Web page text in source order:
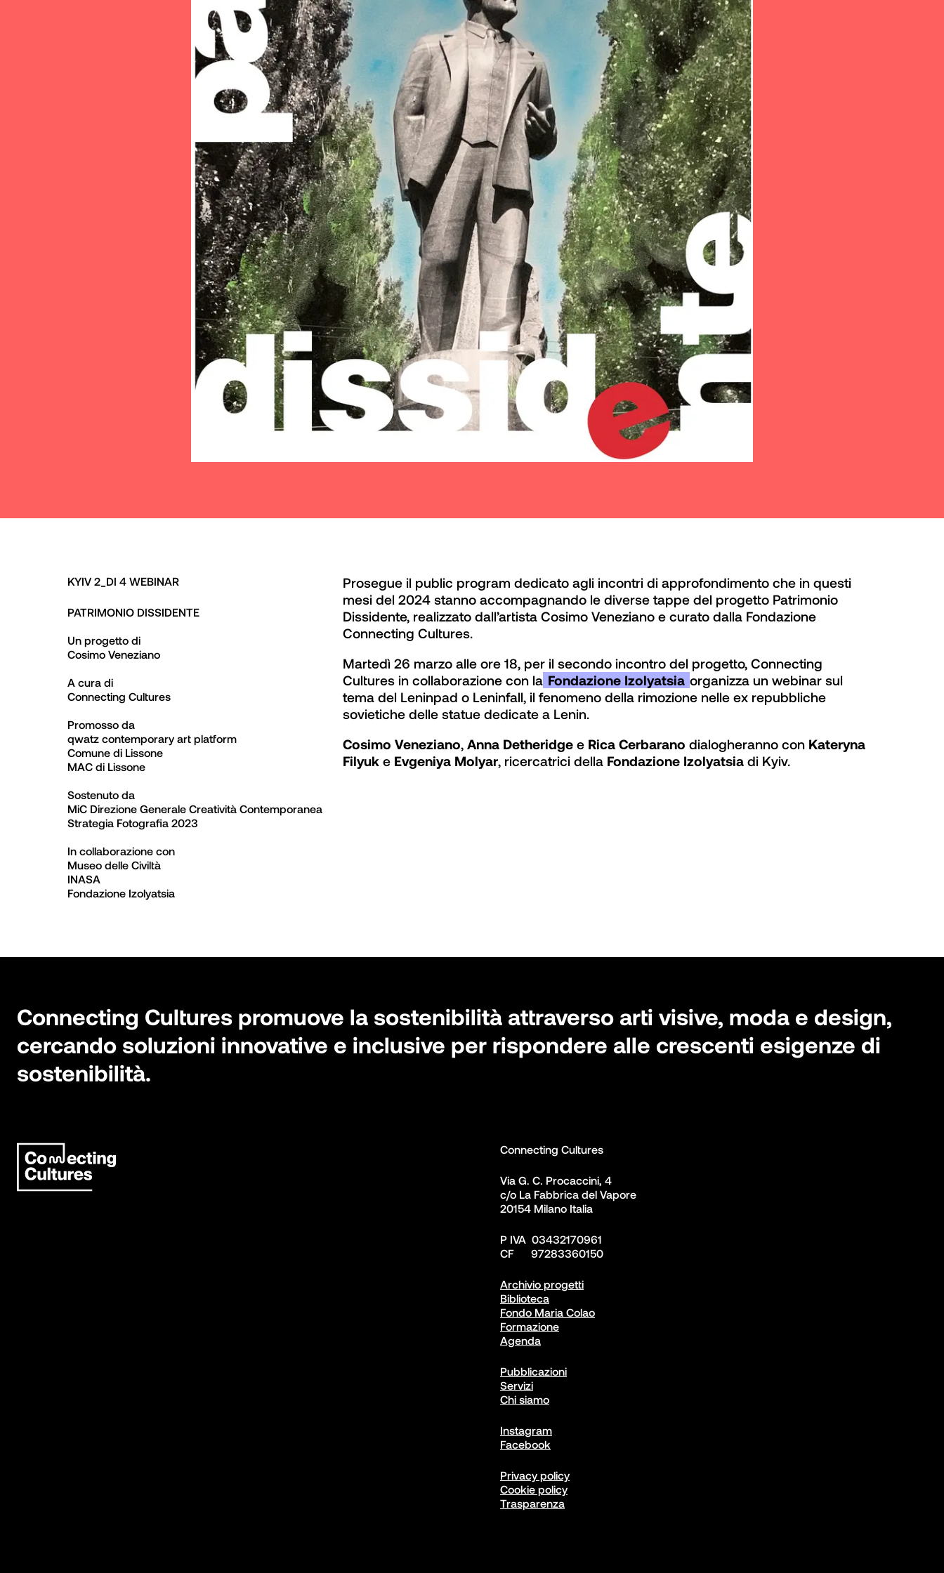
KYIV 2_DI 4 WEBINAR
PATRIMONIO DISSIDENTE
Un progetto di
Cosimo Veneziano
A cura di
Connecting Cultures
Promosso da
qwatz contemporary art platform
Comune di Lissone
MAC di Lissone
Sostenuto da
MiC Direzione Generale Creatività Contemporanea
Strategia Fotografia 2023
In collaborazione con
Museo delle Civiltà
INASA
Fondazione Izolyatsia
Prosegue il public program dedicato agli incontri di approfondimento che in questi
mesi del 2024 stanno accompagnando le diverse tappe del progetto Patrimonio
Dissidente, realizzato dall’artista Cosimo Veneziano e curato dalla Fondazione
Connecting Cultures.
Martedì 26 marzo alle ore 18, per il secondo incontro del progetto, Connecting
Cultures in collaborazione con la Fondazione Izolyatsia organizza un webinar sul
tema del Leninpad o Leninfall, il fenomeno della rimozione nelle ex repubbliche
sovietiche delle statue dedicate a Lenin.
Cosimo Veneziano, Anna Detheridge e Rica Cerbarano dialogheranno con Kateryna
Filyuk e Evgeniya Molyar, ricercatrici della Fondazione Izolyatsia di Kyiv.
Connecting Cultures promuove la sostenibilità attraverso arti visive, moda e design,
cercando soluzioni innovative e inclusive per rispondere alle crescenti esigenze di
sostenibilità.
Connecting Cultures
Via G. C. Procaccini, 4
c/o La Fabbrica del Vapore
20154 Milano Italia
P IVA  03432170961
CF      97283360150
Archivio progetti
Biblioteca
Fondo Maria Colao
Formazione
Agenda
Pubblicazioni
Servizi
Chi siamo
Instagram
Facebook
Privacy policy
Cookie policy
Trasparenza